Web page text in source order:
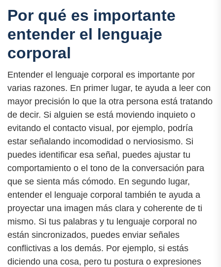
Por qué es importante
entender el lenguaje
corporal
Entender el lenguaje corporal es importante por
varias razones. En primer lugar, te ayuda a leer con
mayor precisión lo que la otra persona está tratando
de decir. Si alguien se está moviendo inquieto o
evitando el contacto visual, por ejemplo, podría
estar señalando incomodidad o nerviosismo. Si
puedes identificar esa señal, puedes ajustar tu
comportamiento o el tono de la conversación para
que se sienta más cómodo. En segundo lugar,
entender el lenguaje corporal también te ayuda a
proyectar una imagen más clara y coherente de ti
mismo. Si tus palabras y tu lenguaje corporal no
están sincronizados, puedes enviar señales
conflictivas a los demás. Por ejemplo, si estás
diciendo una cosa, pero tu postura o expresiones